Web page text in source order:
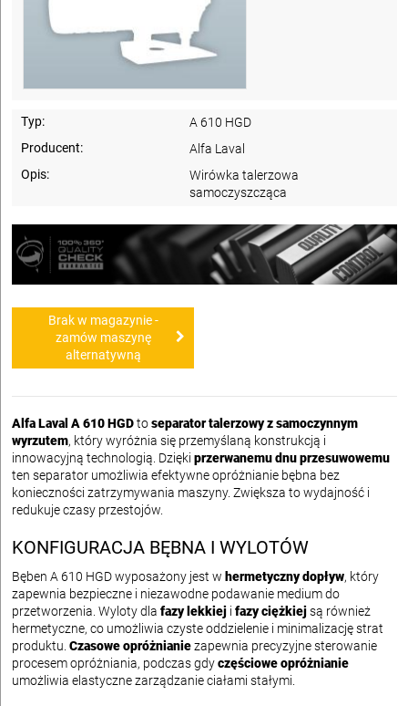
Typ:
A 610 HGD
Producent:
Alfa Laval
Opis:
Wirówka talerzowa
samoczyszcząca
Brak w magazynie -
zamów maszynę
alternatywną
Alfa Laval A 610 HGDtoseparator talerzowy z samoczynnym
wyrzutem, który wyróżnia się przemyślaną konstrukcją i
innowacyjną technologią. Dzięki przerwanemu dnu przesuwowemu
ten separator umożliwia efektywne opróżnianie bębna bez
konieczności zatrzymywania maszyny. Zwiększa to wydajność i
redukuje czasy przestojów.
KONFIGURACJA BĘBNA I WYLOTÓW
Bęben A 610 HGD wyposażony jest w hermetyczny dopływ, który
zapewnia bezpieczne i niezawodne podawanie medium do
przetworzenia. Wyloty dla fazy lekkiej i fazy ciężkiejsą również
hermetyczne, co umożliwia czyste oddzielenie i minimalizację strat
produktu. Czasowe opróżnianiezapewnia precyzyjne sterowanie
procesem opróżniania, podczas gdyczęściowe opróżnianie
umożliwia elastyczne zarządzanie ciałami stałymi.